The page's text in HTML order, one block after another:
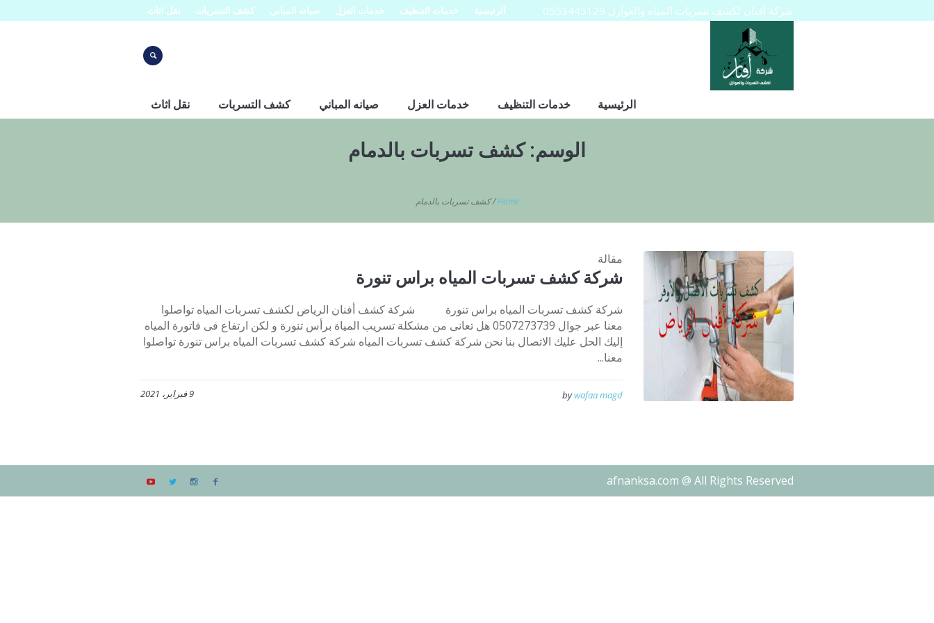
الرئيسية خدمات التنظيف خدمات العزل صيانه المباني كشف التسربات نقل اثاث شركة أفنان لكشف تسربات المياه والعوازل 0553445129
الرئيسية خدمات التنظيف خدمات العزل صيانه المباني كشف التسربات نقل اثاث
الوسم:كشف تسربات بالدمام
Home
/كشف تسربات بالدمام
مقالة
شركة كشف تسربات المياه براس تنورة
شركة كشف تسربات المياه براس تنورة شركة كشف أفنان الرياض لكشف تسربات المياه تواصلوا
معنا عبر جوال 0507273739 هل تعانى من مشكلة تسريب المياة برأس تنورة و لكن ارتفاع فى فاتورة المياه
إليك الحل عليك الاتصال بنا نحن شركة كشف تسربات المياه شركة كشف تسربات المياه براس تنورة تواصلوا
معنا...
9 فبراير، 2021 bywafaa magd
afnanksa.com @ All Rights Reserved